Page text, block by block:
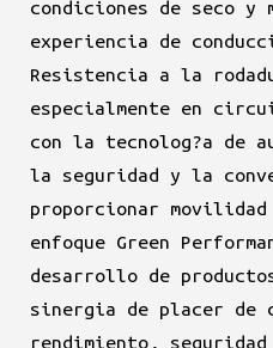
condiciones de seco y
experiencia de
Resistencia a la
especialmente en
con la tecnolog?a de
la seguridad y la
proporcionar
enfoque Green
desarrollo de
sinergia de placer de
rendimiento,